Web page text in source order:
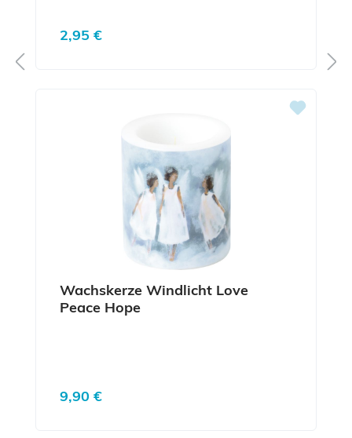
Regulärer Preis:
2,95 €
Wachskerze Windlicht Love
Peace Hope
Regulärer Preis:
9,90 €